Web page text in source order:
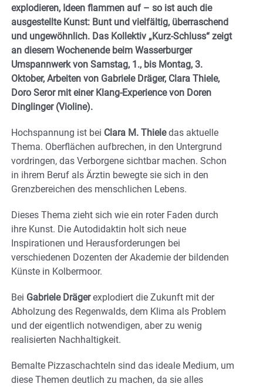
explodieren, Ideen flammen auf – so ist auch die
ausgestellte Kunst: Bunt und vielfältig, überraschend
und ungewöhnlich. Das Kollektiv „Kurz-Schluss“ zeigt
an diesem Wochenende beim Wasserburger
Umspannwerk von Samstag, 1., bis Montag, 3.
Oktober, Arbeiten von Gabriele Dräger, Clara Thiele,
Doro Seror mit einer Klang-Experience von Doren
Dinglinger (Violine).
Hochspannung ist bei Clara M. Thieledas aktuelle
Thema. Oberflächen aufbrechen, in den Untergrund
vordringen, das Verborgene sichtbar machen. Schon
in ihrem Beruf als Ärztin bewegte sie sich in den
Grenzbereichen des menschlichen Lebens.
Dieses Thema zieht sich wie ein roter Faden durch
ihre Kunst. Die Autodidaktin holt sich neue
Inspirationen und Herausforderungen bei
verschiedenen Dozenten der Akademie der bildenden
Künste in Kolbermoor.
Bei Gabriele Drägerexplodiert die Zukunft mit der
Abholzung des Regenwalds, dem Klima als Problem
und der eigentlich notwendigen, aber zu wenig
realisierten Nachhaltigkeit.
Bemalte Pizzaschachteln sind das ideale Medium, um
diese Themen deutlich zu machen, da sie alles